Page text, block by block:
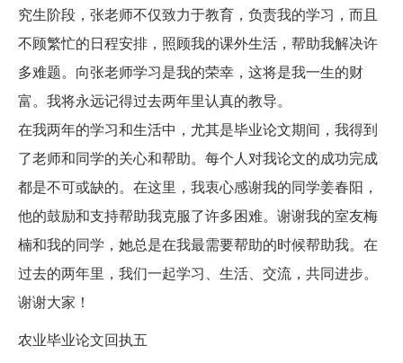
究生阶段，张老师不仅致力于教育，负责我的学习，而且
不顾繁忙的日程安排，照顾我的课外生活，帮助我解决许
多难题。向张老师学习是我的荣幸，这将是我一生的财
富。我将永远记得过去两年里认真的教导。
在我两年的学习和生活中，尤其是毕业论文期间，我得到
了老师和同学的关心和帮助。每个人对我论文的成功完成
都是不可或缺的。在这里，我衷心感谢我的同学姜春阳，
他的鼓励和支持帮助我克服了许多困难。谢谢我的室友梅
楠和我的同学，她总是在我最需要帮助的时候帮助我。在
过去的两年里，我们一起学习、生活、交流，共同进步。
谢谢大家！
农业毕业论文回执五